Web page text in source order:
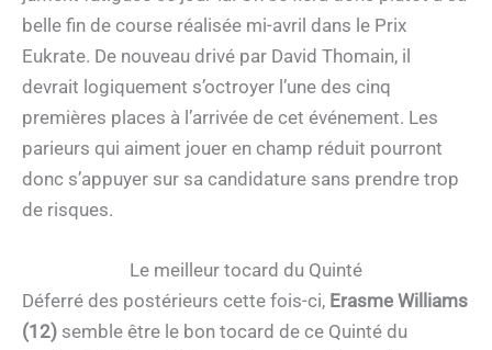
belle fin de course réalisée mi-avril dans le Prix
Eukrate. De nouveau drivé par David Thomain, il
devrait logiquement s’octroyer l’une des cinq
premières places à l’arrivée de cet événement. Les
parieurs qui aiment jouer en champ réduit pourront
donc s’appuyer sur sa candidature sans prendre trop
de risques.
Le meilleur tocard du Quinté
Déferré des postérieurs cette fois-ci, Erasme Williams
(12) semble être le bon tocard de ce Quinté du